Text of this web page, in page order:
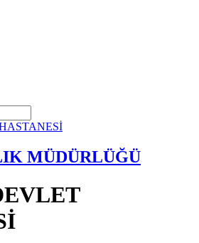
MÜDÜRLÜĞÜ